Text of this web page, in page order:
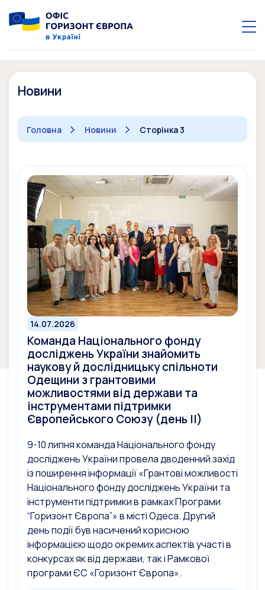
Новини
Головна Новини Сторінка 3
14.07.2026
Команда Національного фонду
досліджень України знайомить
наукову й дослідницьку спільноти
Одещини з грантовими
можливостями від держави та
інструментами підтримки
Європейського Союзу (день ІІ)
9-10 липня команда Національного фонду
досліджень України провела дводенний захід
із поширення інформації «Грантові можливості
Національного фонду досліджень України та
інструменти підтримки в рамках Програми
“Горизонт Європа”» в місті Одеса. Другий
день події був насичений корисною
інформацією щодо окремих аспектів участі в
конкурсах як від держави, так і Рамкової
програми ЄС «Горизонт Європа».